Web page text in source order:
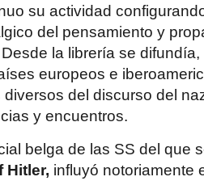
su actividad
del pensamiento y
la librería se
europeos e
del discurso del
y encuentros.
belga de las SS del que
Hitler, influyó notoriamente